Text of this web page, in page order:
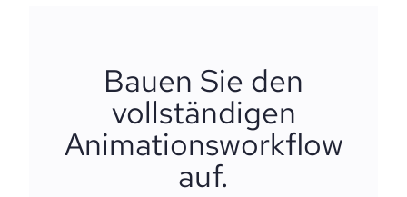
Bauen Sie den
vollständigen
Animationsworkflow
auf.